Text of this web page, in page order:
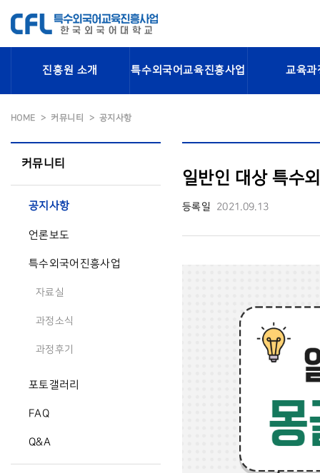
진흥원 소개 특수외국어교육진흥사업 교육과
HOME 커뮤니티 공지사항
커뮤니티
공지사항
언론보도
특수외국어진흥사업
자료실
과정소식
과정후기
포토갤러리
FAQ
Q&A
일반인 대상 특수
등록일 2021.09.13